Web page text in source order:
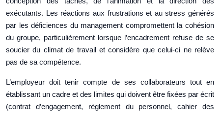
exécutants. Les réactions aux frustrations et au stress générés
par les déficiences du management compromettent la cohésion
du groupe, particulièrement lorsque l’encadrement refuse de se
soucier du climat de travail et considère que celui-ci ne relève
pas de sa compétence.
L’employeur doit tenir compte de ses collaborateurs tout en
établissant un cadre et des limites qui doivent être fixées par écrit
(contrat d’engagement, règlement du personnel, cahier des